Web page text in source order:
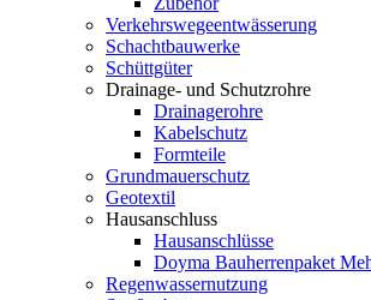
Verkehrswegeentwässerung
Schachtbauwerke
Schüttgüter
Drainage- und Schutzrohre
Drainagerohre
Kabelschutz
Formteile
Grundmauerschutz
Geotextil
Hausanschluss
Hausanschlüsse
Doyma Bauherrenpaket
Regenwassernutzung